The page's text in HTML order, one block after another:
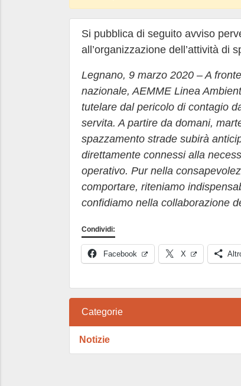
Si pubblica di seguito avviso
all’organizzazione dell’attività di
Legnano, 9 marzo 2020 – A
nazionale, AEMME Linea
tutelare dal pericolo di contagio
servita. A partire da domani,
spazzamento strade subirà
direttamente connessi alla
operativo. Pur nella
comportare, riteniamo
confidiamo nella collaborazione
Condividi:
Facebook X
Categorie
Notizie